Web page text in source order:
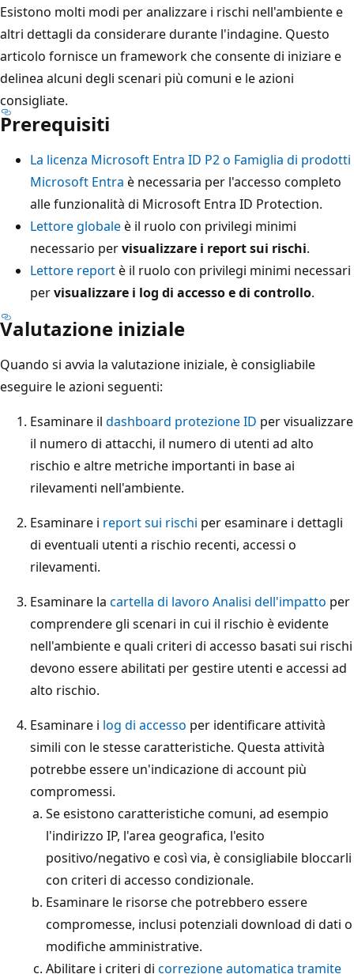
Esistono molti modi per analizzare i rischi nell'ambiente e
altri dettagli da considerare durante l'indagine. Questo
articolo fornisce un framework che consente di iniziare e
delinea alcuni degli scenari più comuni e le azioni
consigliate.
Prerequisiti
La licenza Microsoft Entra ID P2 o Famiglia di prodotti
Microsoft Entra è necessaria per l'accesso completo
alle funzionalità di Microsoft Entra ID Protection.
Lettore globaleè il ruolo con privilegi minimi
necessario pervisualizzare i report sui rischi.
Lettore reportè il ruolo con privilegi minimi necessari
pervisualizzare i log di accesso e di controllo.
Valutazione iniziale
Quando si avvia la valutazione iniziale, è consigliabile
eseguire le azioni seguenti:
Esaminare il dashboard protezione ID per visualizzare
il numero di attacchi, il numero di utenti ad alto
rischio e altre metriche importanti in base ai
rilevamenti nell'ambiente.
Esaminare i report sui rischi per esaminare i dettagli
di eventuali utenti a rischio recenti, accessi o
rilevamenti.
Esaminare la cartella di lavoro Analisi dell'impatto per
comprendere gli scenari in cui il rischio è evidente
nell'ambiente e quali criteri di accesso basati sui rischi
devono essere abilitati per gestire utenti e accessi ad
alto rischio.
Esaminare i log di accesso per identificare attività
simili con le stesse caratteristiche. Questa attività
potrebbe essere un'indicazione di account più
compromessi.
Se esistono caratteristiche comuni, ad esempio
l'indirizzo IP, l'area geografica, l'esito
positivo/negativo e così via, è consigliabile bloccarli
con criteri di accesso condizionale.
Esaminare le risorse che potrebbero essere
compromesse, inclusi potenziali download di dati o
modifiche amministrative.
Abilitare i criteri di correzione automatica tramite